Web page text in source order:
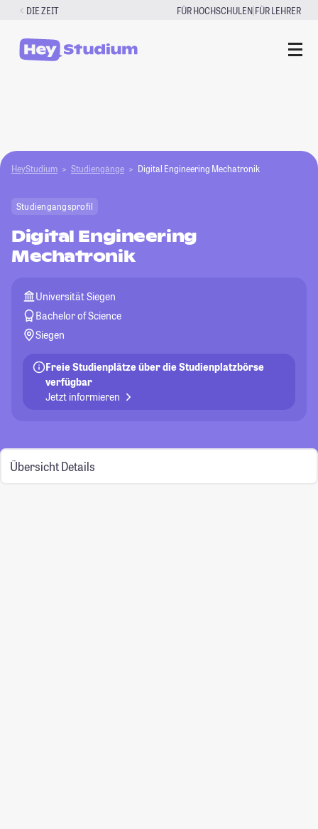
Zum
springen
DIE ZEIT FÜR HOCHSCHULEN|FÜR LEHRER
HeyStudium Studiengänge Digital Engineering Mechatronik
Studiengangsprofil
Digital Engineering
Mechatronik
Universität Siegen
Bachelor of Science
Siegen
Freie Studienplätze über die Studienplatzbörse
verfügbar
Jetzt informieren
Übersicht Details